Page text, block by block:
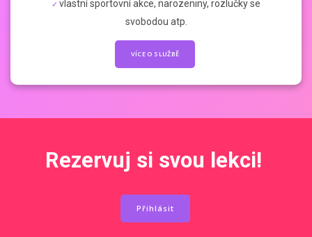
vlastní sportovní akce, narozeniny, rozlučky se
svobodou atp.
VÍCE O SLUŽBĚ
Rezervuj si svou lekci!
Přihlásit